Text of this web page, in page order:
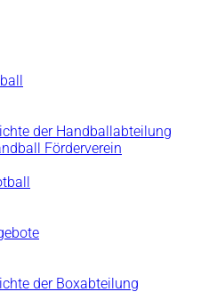
der Handballabteilung
Förderverein
der Boxabteilung